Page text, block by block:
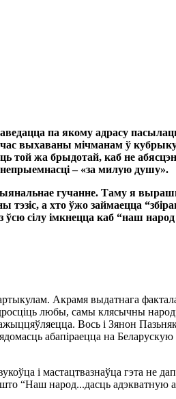
па якому адрасу пасылаць
выхаваны мічманам ў кубрыку
жа брыдотай, каб не
– «за милую душу».
гучанне. Таму я
а хто ўжо займаецца
сілу імкнецца каб “наш
Акрамя выдатнага
любы, самы клясычны
Вось і Зянон
абапіраецца на
і мастацтвазнаўца гэта не
“Наш народ...дасць адэкватную